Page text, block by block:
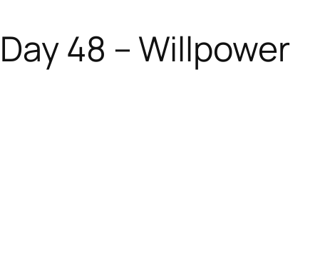
Day 48 – Willpower